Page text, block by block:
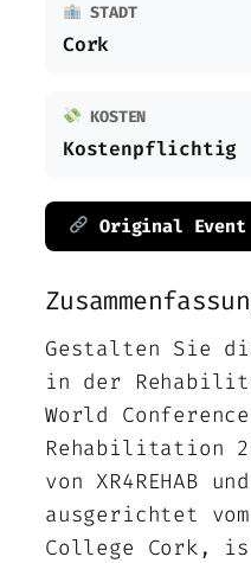
STADT
Cork
KOSTEN
Kostenpflichtig
Original Event
Gestalten Sie
in der
World
Rehabilitation
von XR4REHAB
ausgerichtet
College Cork,